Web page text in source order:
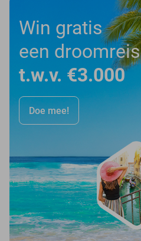
Win gratis
een droomreis
t.w.v. €3.000
Doe mee!